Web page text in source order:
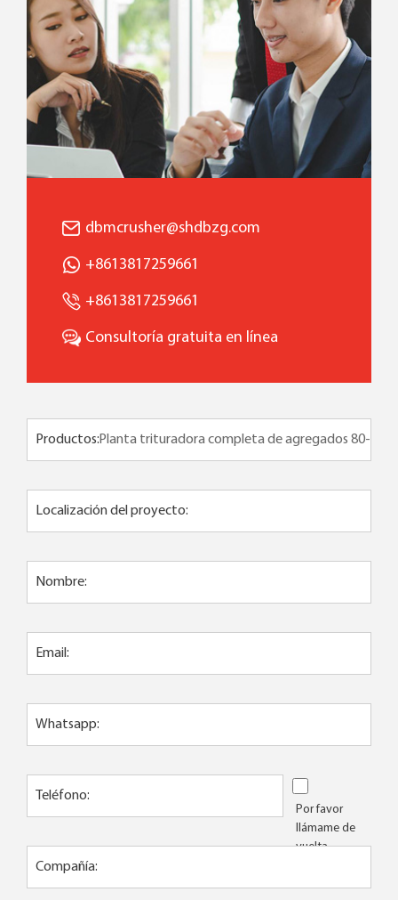
dbmcrusher@shdbzg.com
+8613817259661
+8613817259661
Consultoría gratuita en línea
Productos:
Localización del proyecto:
Nombre:
Email:
Whatsapp:
Teléfono:
Por favor
llámame de
vuelta
Compañía: